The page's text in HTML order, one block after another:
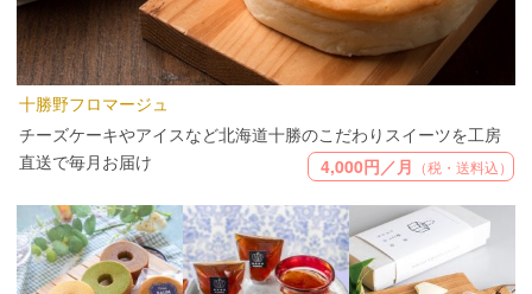
十勝野フロマージュ
チーズケーキやアイスなど北海道十勝のこだわりスイーツを工房
直送で毎月お届け
4,000円／月 （税・送料込）